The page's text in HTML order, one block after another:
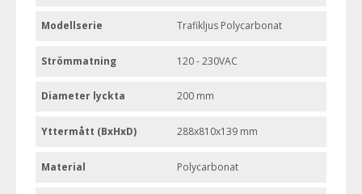
Modellserie Trafikljus Polycarbonat
Strömmatning 120 - 230VAC
Diameter lyckta 200 mm
Yttermått (BxHxD) 288x810x139 mm
Material Polycarbonat